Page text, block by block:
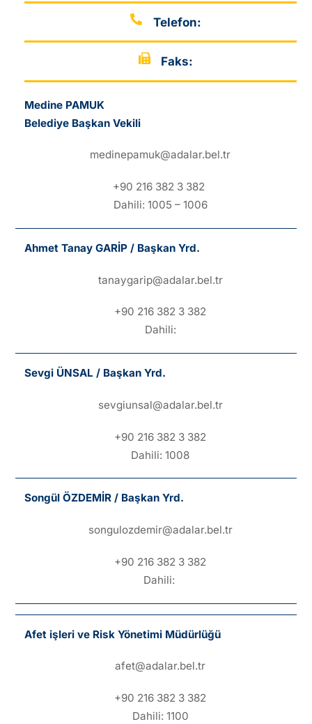
Telefon:
Faks:
Medine PAMUK
Belediye Başkan Vekili
medinepamuk@adalar.bel.tr
+90 216 382 3 382
Dahili: 1005 – 1006
Ahmet Tanay GARİP / Başkan Yrd.
tanaygarip@adalar.bel.tr
+90 216 382 3 382
Dahili:
Sevgi ÜNSAL / Başkan Yrd.
sevgiunsal@adalar.bel.tr
+90 216 382 3 382
Dahili: 1008
Songül ÖZDEMİR / Başkan Yrd.
songulozdemir@adalar.bel.tr
+90 216 382 3 382
Dahili:
Afet işleri ve Risk Yönetimi Müdürlüğü
afet@adalar.bel.tr
+90 216 382 3 382
Dahili: 1100